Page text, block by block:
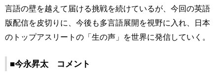
言語の壁を越えて届ける挑戦を続けているが、今回の英語
版配信を皮切りに、今後も多言語展開を視野に入れ、日本
のトップアスリートの「生の声」を世界に発信していく。
■今永昇太 コメント